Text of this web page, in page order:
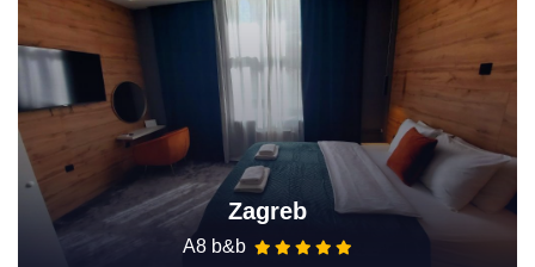
Zagreb
A8 b&b